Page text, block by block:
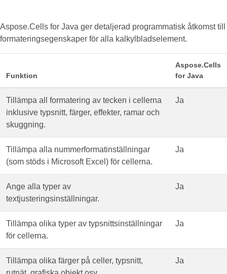
Aspose.Cells for Java ger detaljerad programmatisk åtkomst till
formateringsegenskaper för alla kalkylbladselement.
Funktion
Aspose.Cells
for Java
Tillämpa all formatering av tecken i cellerna
inklusive typsnitt, färger, effekter, ramar och
skuggning.
Ja
Tillämpa alla nummerformatinställningar
(som stöds i Microsoft Excel) för cellerna.
Ja
Ange alla typer av
textjusteringsinställningar.
Ja
Tillämpa olika typer av typsnittsinställningar
för cellerna.
Ja
Tillämpa olika färger på celler, typsnitt,
Ja